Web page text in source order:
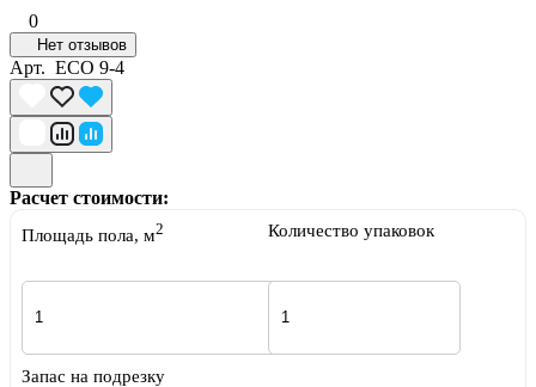
0
Нет отзывов
Арт. ECO 9-4
Расчет стоимости:
Площадь пола, м2 Количество упаковок
Запас на подрезку